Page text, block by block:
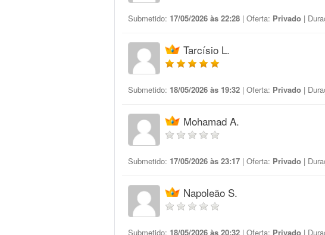
Submetido: 17/05/2026 às 22:28 | Oferta: Privado |
Tarcísio L.
Submetido: 18/05/2026 às 19:32 | Oferta: Privado |
Mohamad A.
Submetido: 17/05/2026 às 23:17 | Oferta: Privado |
Napoleão S.
Submetido: 18/05/2026 às 20:32 | Oferta: Privado |